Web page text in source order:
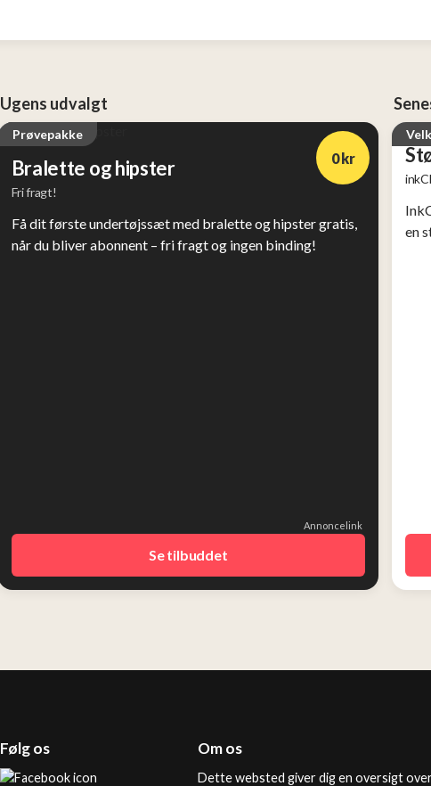
Ugens udvalgt
Prøvepakke
Bralette og hipster
Fri fragt!
0 kr
Få dit første undertøjssæt med bralette og hipster gratis,
når du bliver abonnent – fri fragt og ingen binding!
Annoncelink
Se tilbuddet
en
Følg os Om os
Dette websted giver dig en oversigt